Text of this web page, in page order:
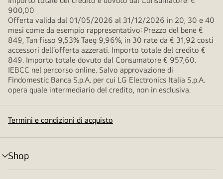
900,00
Offerta valida dal 01/05/2026 al 31/12/2026 in 20, 30 e 40
mesi come da esempio rappresentativo: Prezzo del bene €
849, Tan fisso 9,53% Taeg 9,96%, in 30 rate da € 31,92 costi
accessori dell’offerta azzerati. Importo totale del credito €
849. Importo totale dovuto dal Consumatore € 957,60.
IEBCC nel percorso online. Salvo approvazione di
Findomestic Banca S.p.A. per cui LG Electronics Italia S.p.A.
opera quale intermediario del credito, non in esclusiva.
Termini e condizioni di acquisto
Shop
Attivazione
menu